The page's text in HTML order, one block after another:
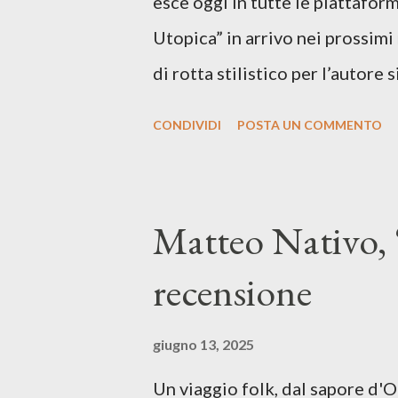
Utopica” in arrivo nei prossimi
di rotta stilistico per l’autore
segnato da guerre,
racconta la difficoltà di
vivere e nel suonare, nel
più densa. Il brano è anche
CONDIVIDI POSTA UN COMMENTO
Matteo Nativo,
recensione
giugno 13, 2025
Un viaggio folk, dal sapore